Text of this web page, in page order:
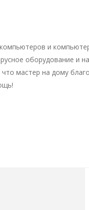
и
оборудование и
мастер на дому